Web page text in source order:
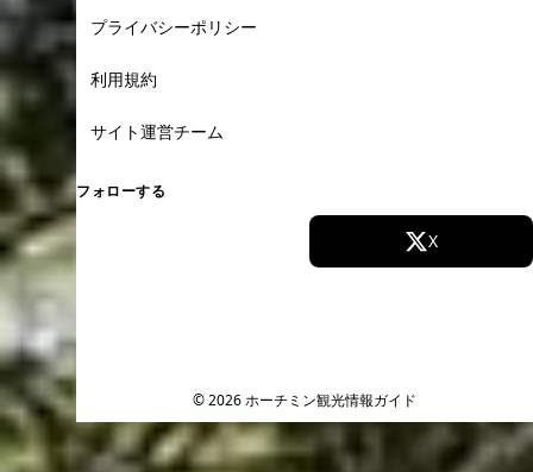
プライバシーポリシー
利用規約
サイト運営チーム
フォローする
X
© 2026 ホーチミン観光情報ガイド